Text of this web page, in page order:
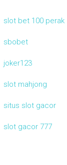
slot bet 100 perak
sbobet
joker123
slot mahjong
situs slot gacor
slot gacor 777